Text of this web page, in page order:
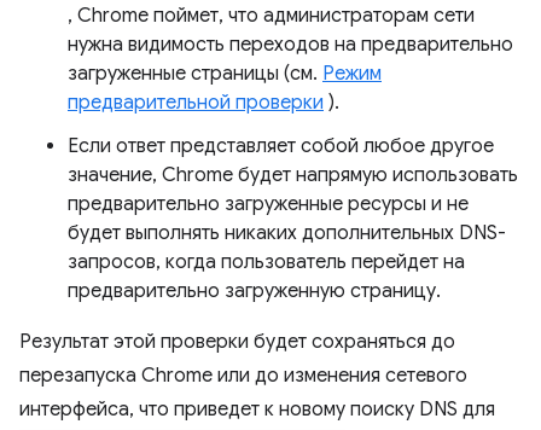
, Chrome поймет, что администраторам сети
нужна видимость переходов на предварительно
загруженные страницы (см. Режим
предварительной проверки ).
Если ответ представляет собой любое другое
значение, Chrome будет напрямую использовать
предварительно загруженные ресурсы и не
будет выполнять никаких дополнительных DNS-
запросов, когда пользователь перейдет на
предварительно загруженную страницу.
Результат этой проверки будет сохраняться до
перезапуска Chrome или до изменения сетевого
интерфейса, что приведет к новому поиску DNS для